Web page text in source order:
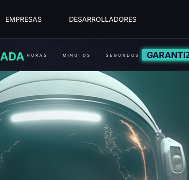
EMPRESAS DESARROLLADORES
HORAS MINUTOS SEGUNDOS